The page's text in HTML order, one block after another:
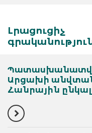
Լրացուցիչ
Արցախի
Հանրային